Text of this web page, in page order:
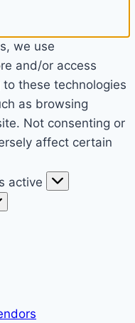
we use
and/or access
these technologies
as browsing
Not consenting or
affect certain
active